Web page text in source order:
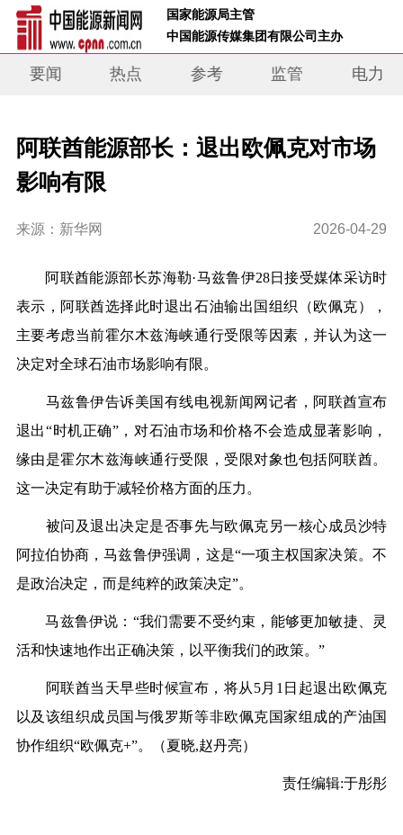
国家能源局主管
中国能源传媒集团有限公司主办
要闻 热点 参考 监管 电力
阿联酋能源部长：退出欧佩克对市场
影响有限
来源：新华网 2026-04-29
阿联酋能源部长苏海勒·马兹鲁伊28日接受媒体采访时
表示，阿联酋选择此时退出石油输出国组织（欧佩克），
主要考虑当前霍尔木兹海峡通行受限等因素，并认为这一
决定对全球石油市场影响有限。
马兹鲁伊告诉美国有线电视新闻网记者，阿联酋宣布
退出“时机正确”，对石油市场和价格不会造成显著影响，
缘由是霍尔木兹海峡通行受限，受限对象也包括阿联酋。
这一决定有助于减轻价格方面的压力。
被问及退出决定是否事先与欧佩克另一核心成员沙特
阿拉伯协商，马兹鲁伊强调，这是“一项主权国家决策。不
是政治决定，而是纯粹的政策决定”。
马兹鲁伊说：“我们需要不受约束，能够更加敏捷、灵
活和快速地作出正确决策，以平衡我们的政策。”
阿联酋当天早些时候宣布，将从5月1日起退出欧佩克
以及该组织成员国与俄罗斯等非欧佩克国家组成的产油国
协作组织“欧佩克+”。（夏晓,赵丹亮）
责任编辑:于彤彤